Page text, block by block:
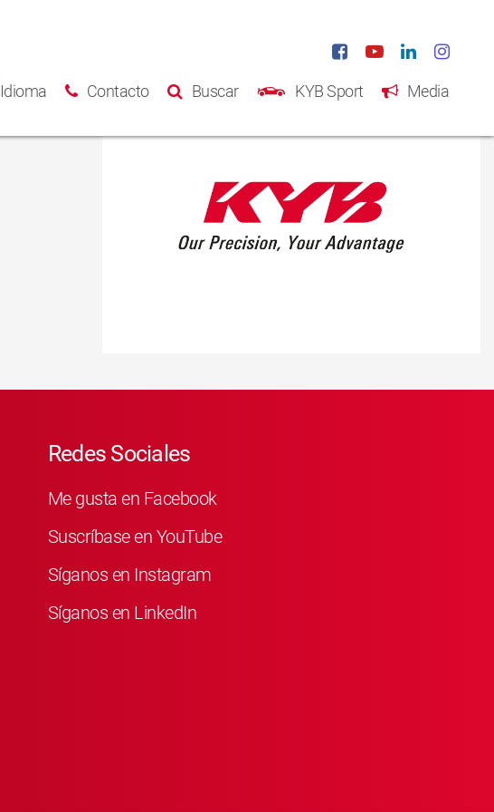
Idioma Contacto Buscar KYB Sport Media
Redes Sociales
Me gusta en Facebook
Suscríbase en YouTube
Síganos en Instagram
Síganos en LinkedIn